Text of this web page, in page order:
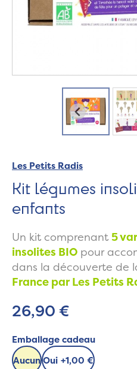
Les Petits Radis
Kit légumes
enfants
Un kit comprenant 5
insolites BIO pour
dans la découverte de
France par Les Petits
26,90 €
Emballage cadeau
AucunOui +1,00 €